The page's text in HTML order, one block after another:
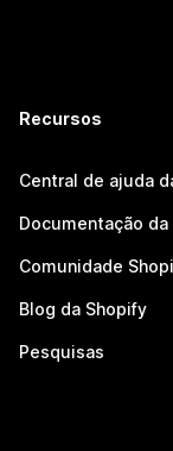
Recursos
Central de ajuda
Documentação da
Comunidade
Blog da Shopify
Pesquisas